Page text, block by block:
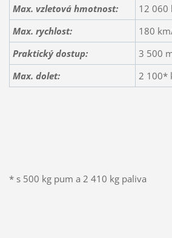
Max. vzletová hmotnost:
12 060
Max. rychlost:
180
Praktický dostup:
3 500
Max. dolet:
2 100*
* s 500 kg pum a 2 410 kg paliva